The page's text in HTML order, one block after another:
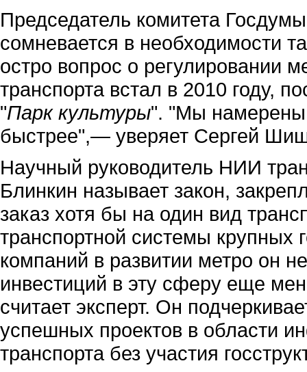
Председатель комитета
сомневается в необходимости
остро вопрос о регулировании
транспорта встал в 2010 году,
"Парк культуры". "Мы намерены
быстрее",— уверяет Сергей
Научный руководитель НИИ
Блинкин называет закон,
заказ хотя бы на один вид
транспортной системы крупных
компаний в развитии метро он
инвестиций в эту сферу еще
считает эксперт. Он
успешных проектов в области
транспорта без участия